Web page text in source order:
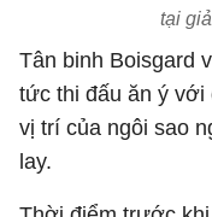
tại
Tân binh Boisgard
tức thi đấu ăn ý với
vị trí của ngôi sao
lay.